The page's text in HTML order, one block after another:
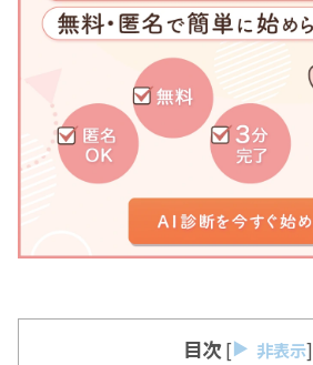
目次 [ 非表示]